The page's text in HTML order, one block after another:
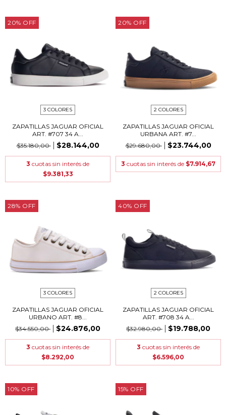
20% OFF
3 COLORES
ZAPATILLAS JAGUAR OFICIAL
ART. #707 34 A...
$35.180,00
$28.144,00
3 cuotas sin interés de
$9.381,33
20% OFF
2 COLORES
ZAPATILLAS JAGUAR OFICIAL
URBANA ART. #7...
$29.680,00
$23.744,00
3 cuotas sin interés de $7.914,67
28% OFF
3 COLORES
ZAPATILLAS JAGUAR OFICIAL
URBANO ART. #8...
$34.550,00
$24.876,00
3 cuotas sin interés de
$8.292,00
40% OFF
2 COLORES
ZAPATILLAS JAGUAR OFICIAL
ART. #708 34 A...
$32.980,00
$19.788,00
3 cuotas sin interés de
$6.596,00
10% OFF 15% OFF